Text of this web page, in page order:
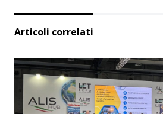
Articoli correlati